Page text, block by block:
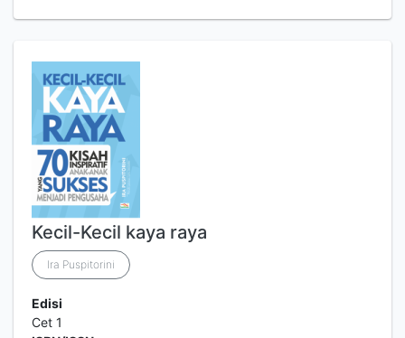
Kecil-Kecil kaya raya
Ira Puspitorini
Edisi
Cet 1